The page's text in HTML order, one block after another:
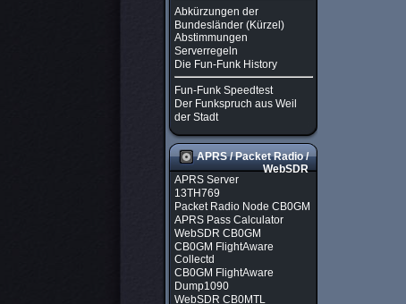
Abkürzungen der
Bundesländer (Kürzel)
Abstimmungen
Serverregeln
Die Fun-Funk History
Fun-Funk Speedtest
Der Funkspruch aus Weil
der Stadt
APRS / Packet Radio /
WebSDR
APRS Server
13TH769
Packet Radio Node CB0GM
APRS Pass Calculator
WebSDR CB0GM
CB0GM FlightAware
Collectd
CB0GM FlightAware
Dump1090
WebSDR CB0MTL